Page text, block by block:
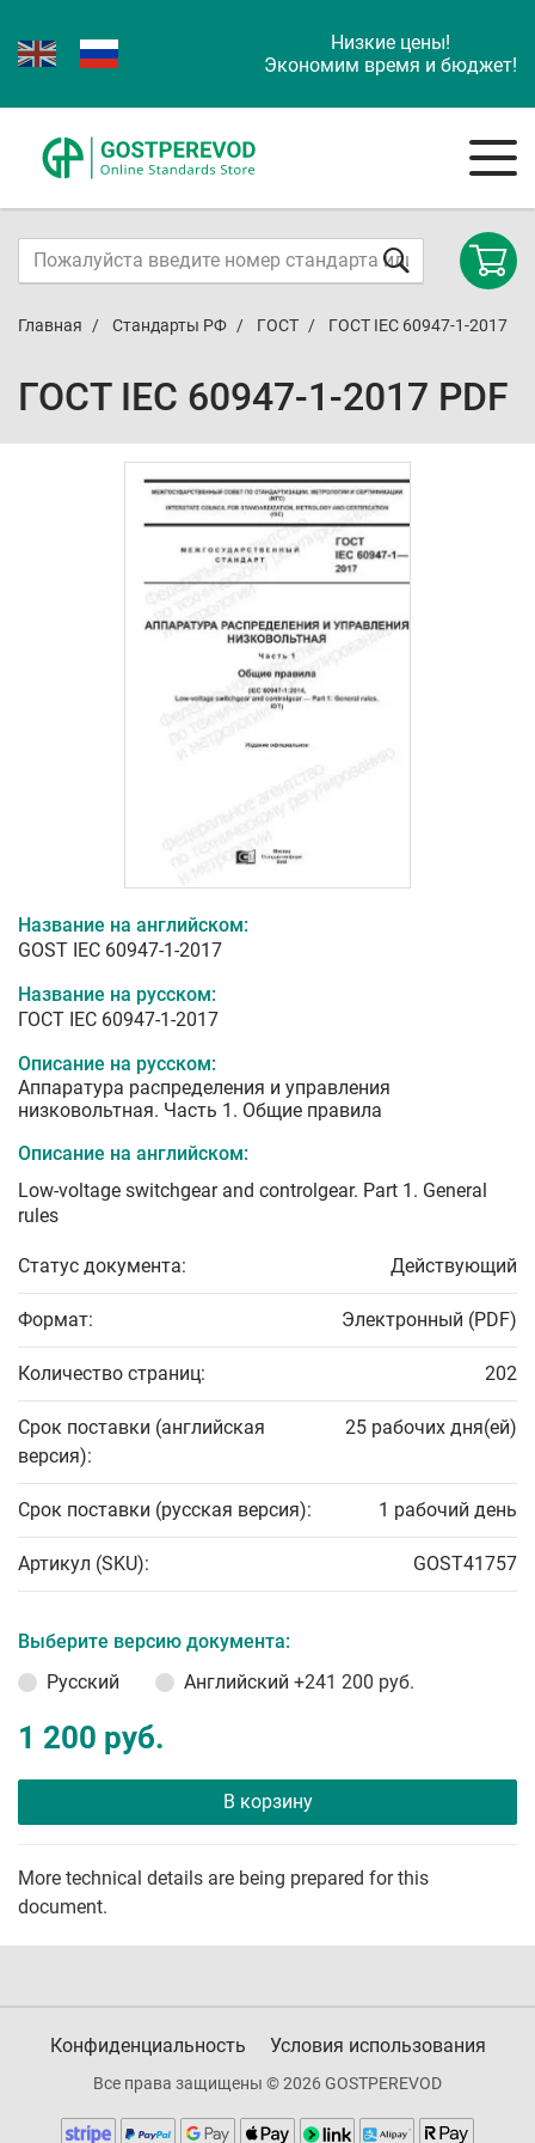
Низкие цены!
Экономим время и бюджет!
Главная Стандарты РФ ГОСТ ГОСТ IEC 60947-1-2017
ГОСТ IEC 60947-1-2017 PDF
Название на английском:
GOST IEC 60947-1-2017
Название на русском:
ГОСТ IEC 60947-1-2017
Описание на русском:
Аппаратура распределения и управления
низковольтная. Часть 1. Общие правила
Описание на английском:
Low-voltage switchgear and controlgear. Part 1. General
rules
Статус документа: Действующий
Формат: Электронный (PDF)
Количество страниц: 202
Срок поставки (английская
версия):
25 рабочих дня(ей)
Срок поставки (русская версия): 1 рабочий день
Артикул (SKU): GOST41757
Выберите версию документа:
Русский
Английский +241 200 руб.
1 200 руб.
В корзину
More technical details are being prepared for this
document.
Конфиденциальность Условия использования
Все права защищены © 2026 GOSTPEREVOD